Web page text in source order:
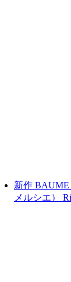
新作 BAUME
メルシエ）